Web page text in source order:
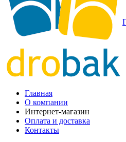
Главная
О компании
Интернет-магазин
Оплата и доставка
Контакты